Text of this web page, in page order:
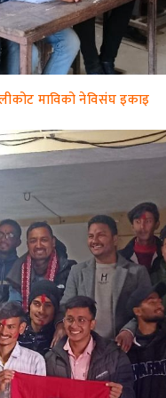
माविको नेविसंघ इकाइ